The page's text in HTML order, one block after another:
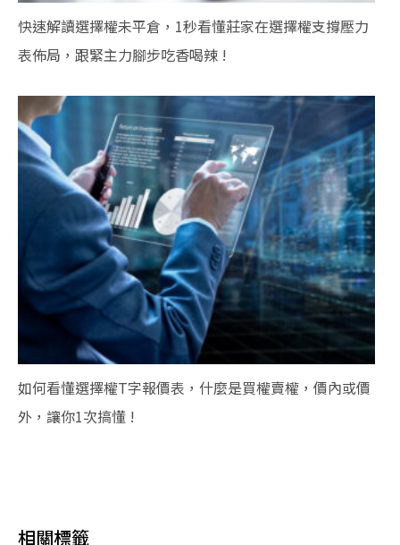
快速解讀選擇權未平倉，1秒看懂莊家在選擇權支撐壓力
表佈局，跟緊主力腳步吃香喝辣 !
如何看懂選擇權T字報價表，什麼是買權賣權，價內或價
外，讓你1次搞懂 !
相關標籤